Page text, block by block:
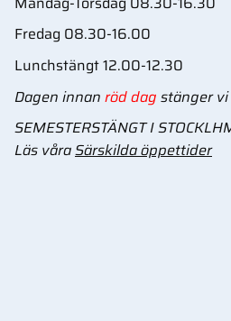
Fredag 08.30-16.00
Lunchstängt 12.00-12.30
Dagen innan röd dag stänger
SEMESTERSTÄNGT I
Läs våraSärskilda öppettider